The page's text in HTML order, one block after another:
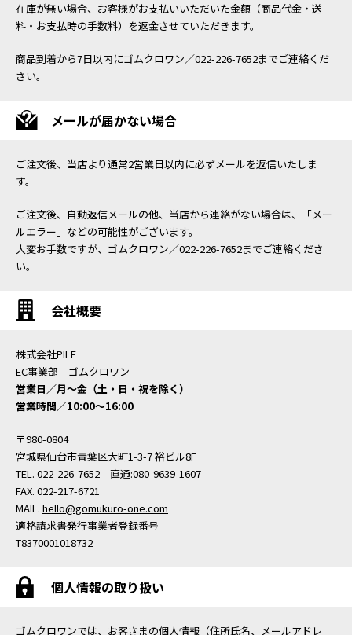
在庫が無い場合、お客様がお支払いいただいた金額（商品代金・送
料・お支払時の手数料）を返金させていただきます。
商品到着から7日以内にゴムクロワン／022-226-7652までご連絡くだ
さい。
メールが届かない場合
ご注文後、当店より通常2営業日以内に必ずメールを返信いたしま
す。
ご注文後、自動返信メールの他、当店から連絡がない場合は、「メー
ルエラー」などの可能性がございます。
大変お手数ですが、ゴムクロワン／022-226-7652までご連絡くださ
い。
会社概要
株式会社PILE
EC事業部 ゴムクロワン
営業日／月〜金（土・日・祝を除く）
営業時間／10:00〜16:00
〒980-0804
宮城県仙台市青葉区大町1-3-7 裕ビル8F
TEL. 022-226-7652 直通:080-9639-1607
FAX. 022-217-6721
MAIL. hello@gomukuro-one.com
適格請求書発行事業者登録番号
T8370001018732
個人情報の取り扱い
ゴムクロワンでは、お客さまの個人情報（住所氏名、メールアドレ